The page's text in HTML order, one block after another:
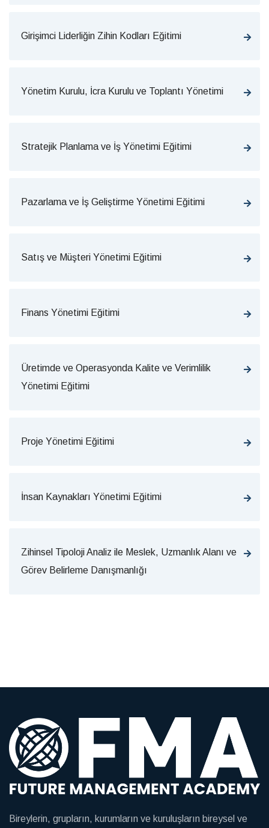
Girişimci Liderliğin Zihin Kodları Eğitimi
Yönetim Kurulu, İcra Kurulu ve Toplantı Yönetimi
Stratejik Planlama ve İş Yönetimi Eğitimi
Pazarlama ve İş Geliştirme Yönetimi Eğitimi
Satış ve Müşteri Yönetimi Eğitimi
Finans Yönetimi Eğitimi
Üretimde ve Operasyonda Kalite ve Verimlilik
Yönetimi Eğitimi
Proje Yönetimi Eğitimi
İnsan Kaynakları Yönetimi Eğitimi
Zihinsel Tipoloji Analiz ile Meslek, Uzmanlık Alanı ve
Görev Belirleme Danışmanlığı
Bireylerin, grupların, kurumların ve kuruluşların bireysel ve